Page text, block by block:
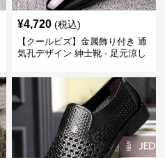
¥4,720 (税込)
【クールビズ】金属飾り付き 通
気孔デザイン 紳士靴 - 足元涼し